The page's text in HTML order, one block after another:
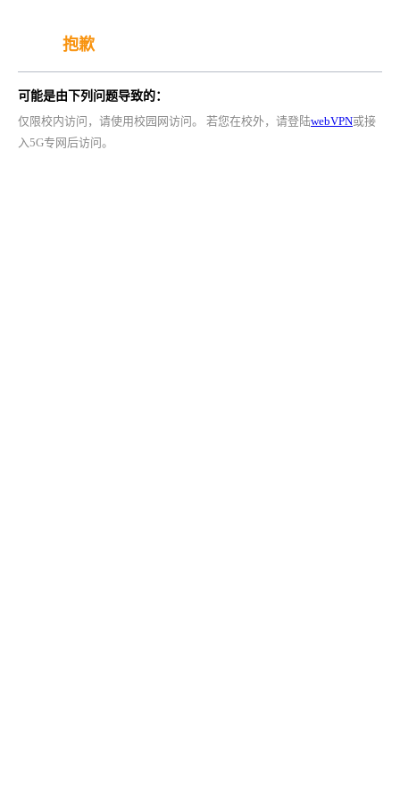
抱歉
可能是由下列问题导致的：
仅限校内访问，请使用校园网访问。 若您在校外，请登陆webVPN或接
入5G专网后访问。